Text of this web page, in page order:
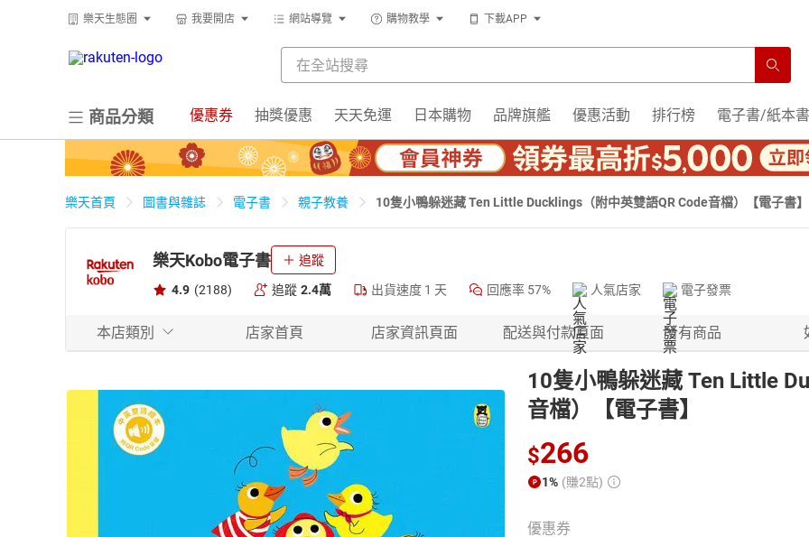
樂天生態圈 我要開店 網站導覽 購物教學 下載APP
商品分類 優惠券 抽獎優惠 天天免運 日本購物 品牌旗艦 優惠活動 排行榜 電子書/紙本書
樂天首頁 圖書與雜誌 電子書 親子教養 10隻小鴨躲迷藏 Ten Little Ducklings（附中英雙語QR Code音檔）【電子書】
樂天Kobo電子書 追蹤
4.9 (2188) 追蹤 2.4萬 出貨速度 1 天 回應率 57% 人氣店家 電子發票
本店類別 店家首頁 店家資訊頁面 配送與付款頁面 所有商品
10隻小鴨躲迷藏 Ten Little
音檔）【電子書】
$266
1% (賺2點)
優惠券